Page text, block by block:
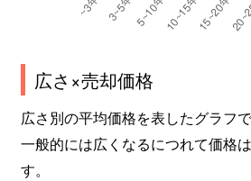
広さ×売却価格
広さ別の平均価格を表したグラフで
一般的には広くなるにつれて価格
す。